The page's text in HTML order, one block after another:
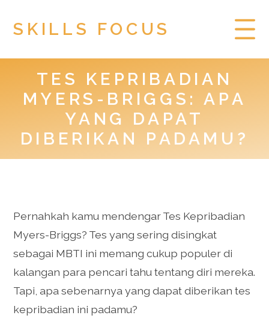
SKILLS FOCUS
PRIVACY POLICY
TOGEL HONGKONG
TES KEPRIBADIAN
MYERS-BRIGGS: APA
YANG DAPAT
DIBERIKAN PADAMU?
Pernahkah kamu mendengar Tes Kepribadian
Myers-Briggs? Tes yang sering disingkat
sebagai MBTI ini memang cukup populer di
kalangan para pencari tahu tentang diri mereka.
Tapi, apa sebenarnya yang dapat diberikan tes
kepribadian ini padamu?